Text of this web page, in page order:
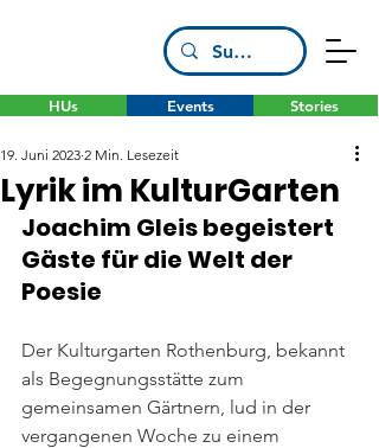
HUs Stories
Events
Lyrik im KulturGarten
19. Juni 2023 2 Min. Lesezeit
Joachim Gleis begeistert
Gäste für die Welt der
Poesie
Der Kulturgarten Rothenburg, bekannt
als Begegnungsstätte zum
gemeinsamen Gärtnern, lud in der
vergangenen Woche zu einem